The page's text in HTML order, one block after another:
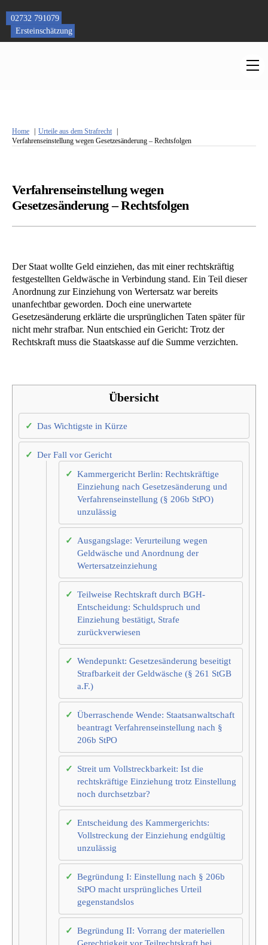
content
02732 791079
Ersteinschätzung
Home
Urteile aus dem Strafrecht
Verfahrenseinstellung wegen Gesetzesänderung – Rechtsfolgen
Verfahrenseinstellung wegen
Gesetzesänderung – Rechtsfolgen
Der Staat wollte Geld einziehen, das mit einer rechtskräftig
festgestellten Geldwäsche in Verbindung stand. Ein Teil dieser
Anordnung zur Einziehung von Wertersatz war bereits
unanfechtbar geworden. Doch eine unerwartete
Gesetzesänderung erklärte die ursprünglichen Taten später für
nicht mehr strafbar. Nun entschied ein Gericht: Trotz der
Rechtskraft muss die Staatskasse auf die Summe verzichten.
Übersicht
Das Wichtigste in Kürze
Der Fall vor Gericht
Kammergericht Berlin: Rechtskräftige
Einziehung nach Gesetzesänderung und
Verfahrenseinstellung (§ 206b StPO)
unzulässig
Ausgangslage: Verurteilung wegen
Geldwäsche und Anordnung der
Wertersatzeinziehung
Teilweise Rechtskraft durch BGH-
Entscheidung: Schuldspruch und
Einziehung bestätigt, Strafe
zurückverwiesen
Wendepunkt: Gesetzesänderung beseitigt
Strafbarkeit der Geldwäsche (§ 261 StGB
a.F.)
Überraschende Wende: Staatsanwaltschaft
beantragt Verfahrenseinstellung nach §
206b StPO
Streit um Vollstreckbarkeit: Ist die
rechtskräftige Einziehung trotz Einstellung
noch durchsetzbar?
Entscheidung des Kammergerichts:
Vollstreckung der Einziehung endgültig
unzulässig
Begründung I: Einstellung nach § 206b
StPO macht ursprüngliches Urteil
gegenstandslos
Begründung II: Vorrang der materiellen
Gerechtigkeit vor Teilrechtskraft bei